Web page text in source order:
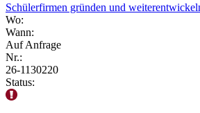
Schülerfirmen gründen und
Wo:
Wann:
Auf Anfrage
Nr.:
26-1130220
Status: